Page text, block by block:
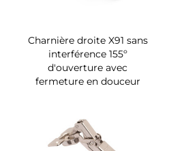
Charnière droite X91 sans
interférence 155º
d'ouverture avec
fermeture en douceur